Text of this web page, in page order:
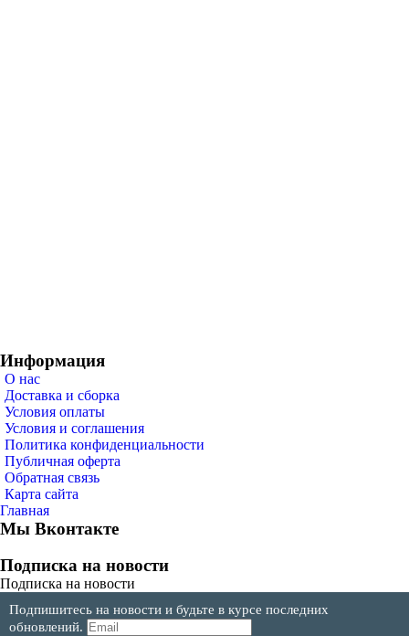
Информация
О нас
Доставка и сборка
Условия оплаты
Условия и соглашения
Политика конфиденциальности
Публичная оферта
Обратная связь
Карта сайта
Главная
Мы Вконтакте
Подписка на новости
Подписка на новости
Подпишитесь на новости и будьте в курсе последних
обновлений.